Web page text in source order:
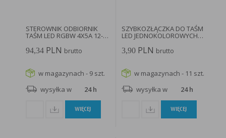
STEROWNIK ODBIORNIK
TAŚM LED RGBW 4X5A 12-
94,34 PLN brutto
w magazynach - 9 szt.
wysyłka w
24 h
WIĘCEJ
SZYBKOZŁĄCZKA DO TAŚM
LED JEDNOKOLOROWYCH
10MM...
3,90 PLN brutto
w magazynach - 11 szt.
wysyłka w
24 h
WIĘCEJ